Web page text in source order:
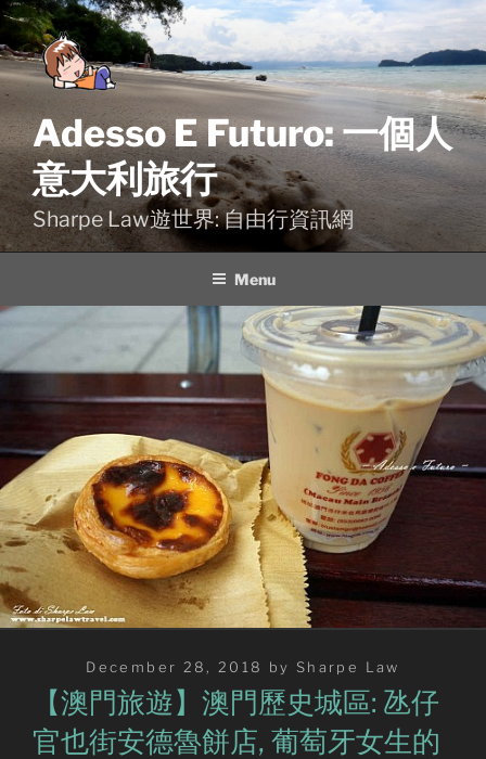
Skip
content
Adesso E Futuro: 一個人
意大利旅行
Sharpe Law遊世界: 自由行資訊網
Menu
Posted
on
December 28, 2018 by Sharpe Law
【澳門旅遊】澳門歷史城區: 氹仔
官也街安德魯餅店, 葡萄牙女生的